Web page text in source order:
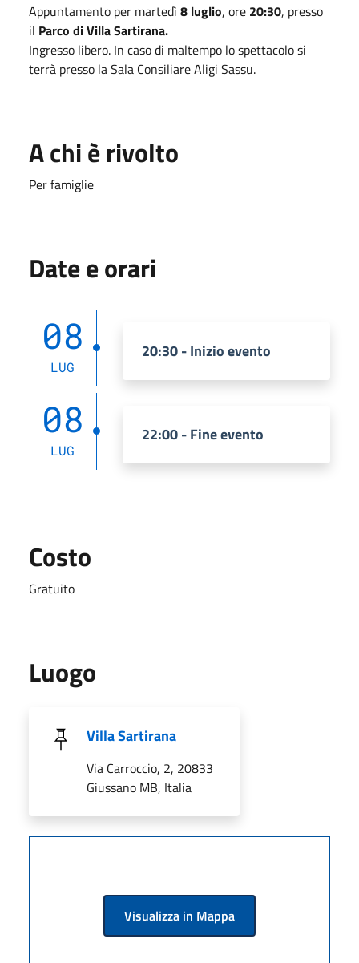
Appuntamento per martedì 8 luglio, ore 20:30, presso
il Parco di Villa Sartirana.
Ingresso libero. In caso di maltempo lo spettacolo si
terrà presso la Sala Consiliare Aligi Sassu.
A chi è rivolto
Per famiglie
Date e orari
08
LUG
20:30 - Inizio evento
08
LUG
22:00 - Fine evento
Costo
Gratuito
Luogo
Villa Sartirana
Via Carroccio, 2, 20833
Giussano MB, Italia
Visualizza in Mappa